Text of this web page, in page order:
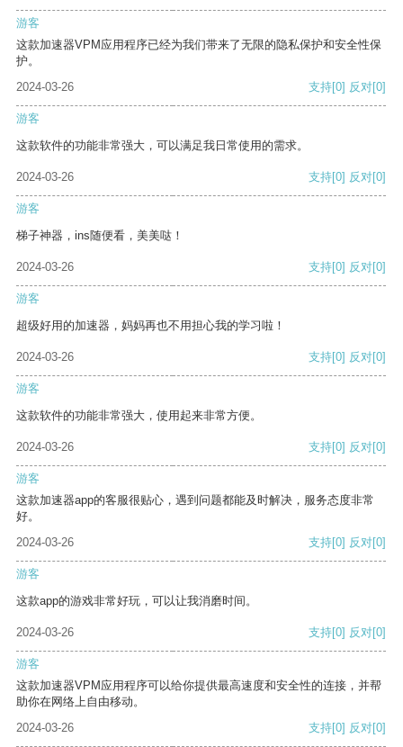
游客
这款加速器VPM应用程序已经为我们带来了无限的隐私保护和安全性保
护。
2024-03-26
支持[0] 反对[0]
游客
这款软件的功能非常强大，可以满足我日常使用的需求。
2024-03-26 支持[0] 反对[0]
游客
梯子神器，ins随便看，美美哒！
2024-03-26 支持[0] 反对[0]
游客
超级好用的加速器，妈妈再也不用担心我的学习啦！
2024-03-26 支持[0] 反对[0]
游客
这款软件的功能非常强大，使用起来非常方便。
2024-03-26 支持[0] 反对[0]
游客
这款加速器app的客服很贴心，遇到问题都能及时解决，服务态度非常
好。
2024-03-26
支持[0] 反对[0]
游客
这款app的游戏非常好玩，可以让我消磨时间。
2024-03-26 支持[0] 反对[0]
游客
这款加速器VPM应用程序可以给你提供最高速度和安全性的连接，并帮
助你在网络上自由移动。
2024-03-26
支持[0] 反对[0]